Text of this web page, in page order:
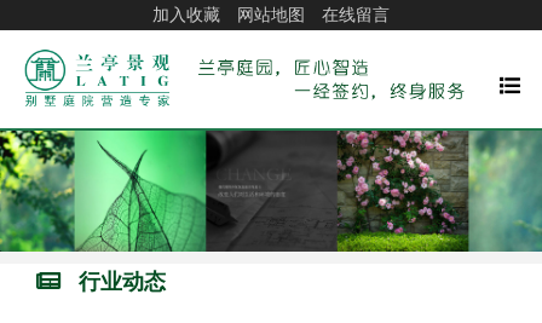
加入收藏 网站地图 在线留言
行业动态